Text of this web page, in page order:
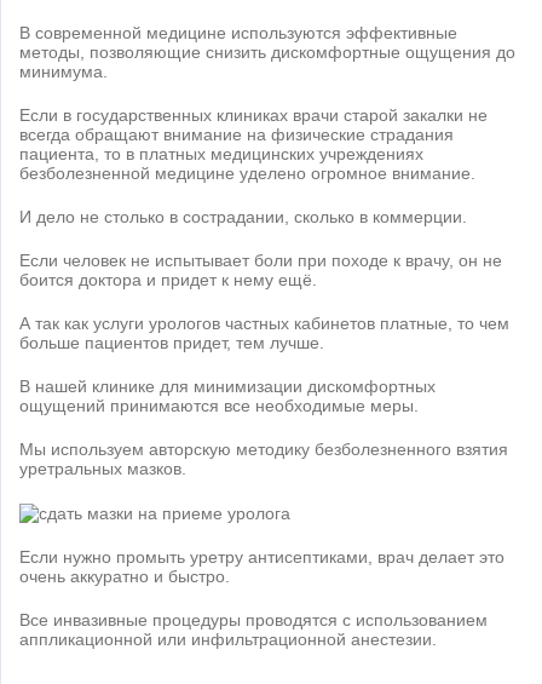
В современной медицине используются эффективные
методы, позволяющие снизить дискомфортные ощущения до
минимума.
Если в государственных клиниках врачи старой закалки не
всегда обращают внимание на физические страдания
пациента, то в платных медицинских учреждениях
безболезненной медицине уделено огромное внимание.
И дело не столько в сострадании, сколько в коммерции.
Если человек не испытывает боли при походе к врачу, он не
боится доктора и придет к нему ещё.
А так как услуги урологов частных кабинетов платные, то чем
больше пациентов придет, тем лучше.
В нашей клинике для минимизации дискомфортных
ощущений принимаются все необходимые меры.
Мы используем авторскую методику безболезненного взятия
уретральных мазков.
Если нужно промыть уретру антисептиками, врач делает это
очень аккуратно и быстро.
Все инвазивные процедуры проводятся с использованием
аппликационной или инфильтрационной анестезии.